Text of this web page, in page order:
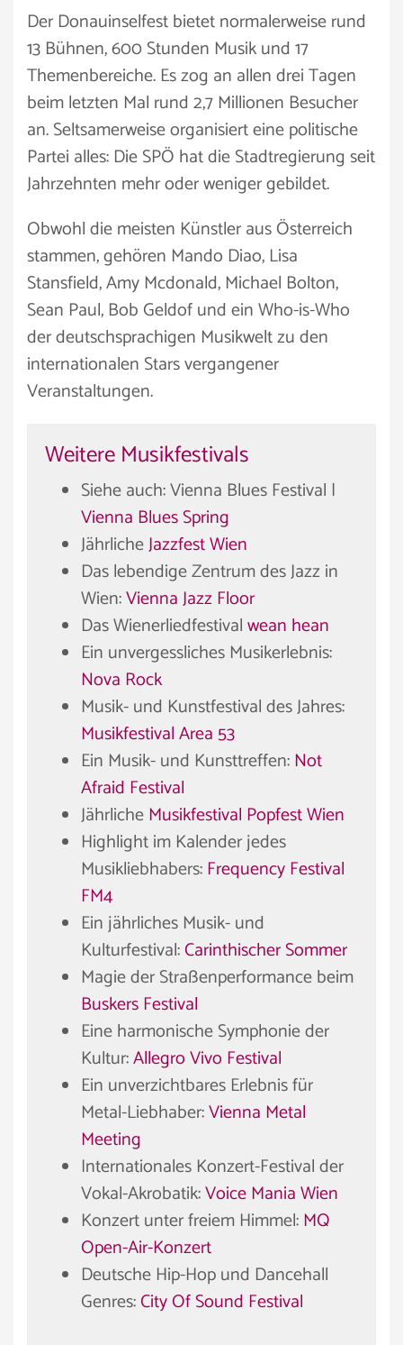
Der Donauinselfest bietet normalerweise rund
13 Bühnen, 600 Stunden Musik und 17
Themenbereiche. Es zog an allen drei Tagen
beim letzten Mal rund 2,7 Millionen Besucher
an. Seltsamerweise organisiert eine politische
Partei alles: Die SPÖ hat die Stadtregierung seit
Jahrzehnten mehr oder weniger gebildet.
Obwohl die meisten Künstler aus Österreich
stammen, gehören Mando Diao, Lisa
Stansfield, Amy Mcdonald, Michael Bolton,
Sean Paul, Bob Geldof und ein Who-is-Who
der deutschsprachigen Musikwelt zu den
internationalen Stars vergangener
Veranstaltungen.
Weitere Musikfestivals
Siehe auch: Vienna Blues Festival |
Vienna Blues Spring
JährlicheJazzfest Wien
Das lebendige Zentrum des Jazz in
Wien:Vienna Jazz Floor
Das Wienerliedfestivalwean hean
Ein unvergessliches Musikerlebnis:
Nova Rock
Musik- und Kunstfestival des Jahres:
Musikfestival Area 53
Ein Musik- und Kunsttreffen:Not
Afraid Festival
JährlicheMusikfestival Popfest Wien
Highlight im Kalender jedes
Musikliebhabers:Frequency Festival
FM4
Ein jährliches Musik- und
Kulturfestival:Carinthischer Sommer
Magie der Straßenperformance beim
Buskers Festival
Eine harmonische Symphonie der
Kultur:Allegro Vivo Festival
Ein unverzichtbares Erlebnis für
Metal-Liebhaber:Vienna Metal
Meeting
Internationales Konzert-Festival der
Vokal-Akrobatik:Voice Mania Wien
Konzert unter freiem Himmel:MQ
Open-Air-Konzert
Deutsche Hip-Hop und Dancehall
Genres:City Of Sound Festival